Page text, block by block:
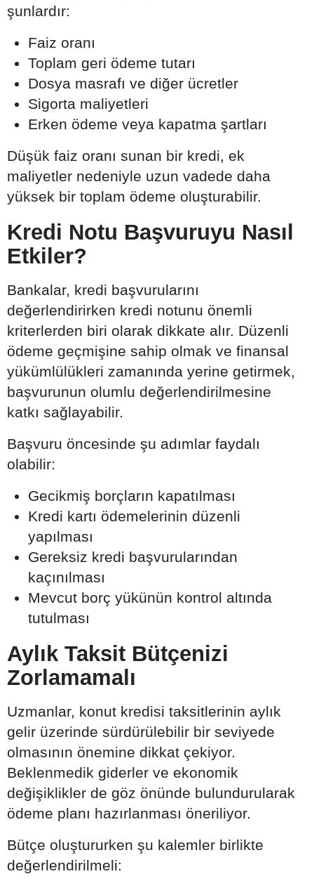
şunlardır:
Faiz oranı
Toplam geri ödeme tutarı
Dosya masrafı ve diğer ücretler
Sigorta maliyetleri
Erken ödeme veya kapatma şartları
Düşük faiz oranı sunan bir kredi, ek
maliyetler nedeniyle uzun vadede daha
yüksek bir toplam ödeme oluşturabilir.
Kredi Notu Başvuruyu Nasıl
Etkiler?
Bankalar, kredi başvurularını
değerlendirirken kredi notunu önemli
kriterlerden biri olarak dikkate alır. Düzenli
ödeme geçmişine sahip olmak ve finansal
yükümlülükleri zamanında yerine getirmek,
başvurunun olumlu değerlendirilmesine
katkı sağlayabilir.
Başvuru öncesinde şu adımlar faydalı
olabilir:
Gecikmiş borçların kapatılması
Kredi kartı ödemelerinin düzenli
yapılması
Gereksiz kredi başvurularından
kaçınılması
Mevcut borç yükünün kontrol altında
tutulması
Aylık Taksit Bütçenizi
Zorlamamalı
Uzmanlar, konut kredisi taksitlerinin aylık
gelir üzerinde sürdürülebilir bir seviyede
olmasının önemine dikkat çekiyor.
Beklenmedik giderler ve ekonomik
değişiklikler de göz önünde bulundurularak
ödeme planı hazırlanması öneriliyor.
Bütçe oluştururken şu kalemler birlikte
değerlendirilmeli: